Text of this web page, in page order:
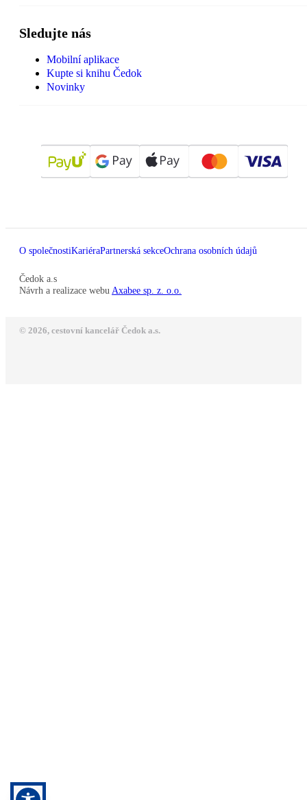
Sledujte nás
Mobilní aplikace
Kupte si knihu Čedok
Novinky
O společnostiKariéraPartnerská sekceOchrana osobních údajů
Čedok a.s
Návrh a realizace webu Axabee sp. z. o.o.
© 2026, cestovní kancelář Čedok a.s.